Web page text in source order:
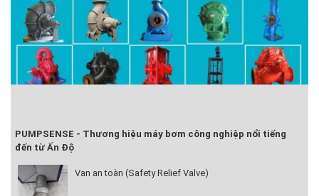
PUMPSENSE - Thương hiệu máy bơm công nghiệp nổi tiếng
đến từ Ấn Độ
Van an toàn (Safety Relief Valve)